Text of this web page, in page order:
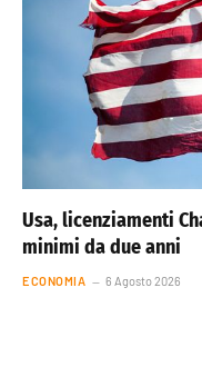
Usa, licenziamenti
minimi da due anni
ECONOMIA 6 Agosto 2026